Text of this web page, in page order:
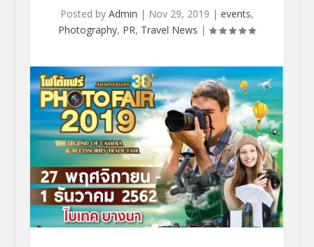
Posted by Admin | Nov 29, 2019 | events,
Photography, PR, Travel News |